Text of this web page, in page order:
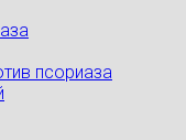
псориаза